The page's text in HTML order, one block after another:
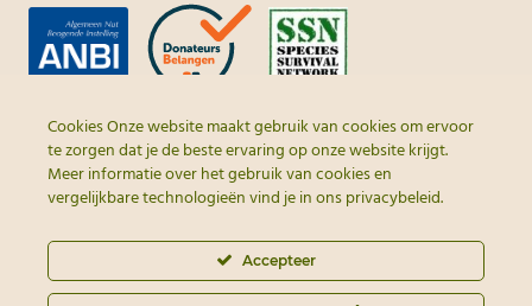
voorbehouden | webdesign door
Cookies Onze website maakt gebruik van cookies om ervoor
te zorgen dat je de beste ervaring op onze website krijgt.
Meer informatie over het gebruik van cookies en
vergelijkbare technologieën vind je in onsprivacybeleid.
Accepteer